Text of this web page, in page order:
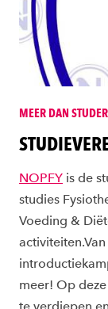
MEER DAN
NOPFY is de
studies
Voeding &
meer! Op